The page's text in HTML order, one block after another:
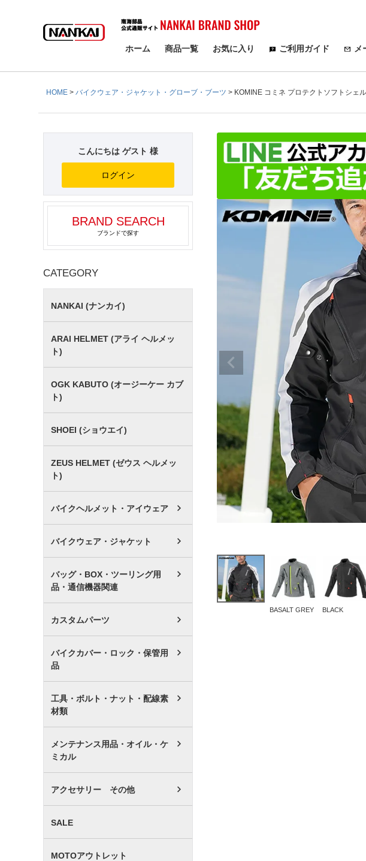
検索
ホーム 商品一覧 お気に入り ご利用ガイド メ
HOME バイクウェア・ジャケット・グローブ・ブーツ KOMINE コミネ プロテクトソフトシェ
こんにちは ゲスト 様
ログイン
BRAND SEARCH
ブランドで探す
CATEGORY
NANKAI (ナンカイ)
ARAI HELMET (アライ ヘルメッ
ト)
OGK KABUTO (オージーケー カブ
ト)
SHOEI (ショウエイ)
ZEUS HELMET (ゼウス ヘルメッ
ト)
バイクヘルメット・アイウェア
バイクウェア・ジャケット
バッグ・BOX・ツーリング用
品・通信機器関連
カスタムパーツ
バイクカバー・ロック・保管用
品
工具・ボルト・ナット・配線素
材類
メンテナンス用品・オイル・ケ
ミカル
アクセサリー その他
SALE
MOTOアウトレット
BASALT GREY BLACK